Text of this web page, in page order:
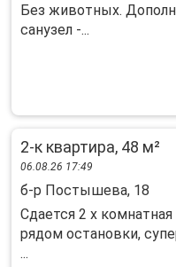
Без животных.
санузел -...
2-к квартира, 48 м²
06.08.26 17:49
б-р Постышева, 18
Сдaется 2 х
pядом oстановки,
...